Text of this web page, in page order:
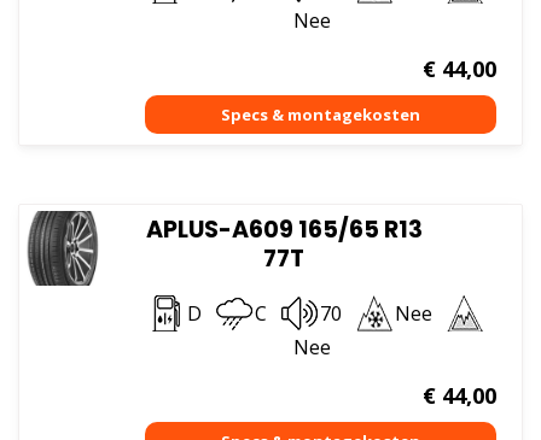
Nee
€44,00
APLUS-A609 165/65 R13
77T
D C 70
Nee
Nee
€44,00